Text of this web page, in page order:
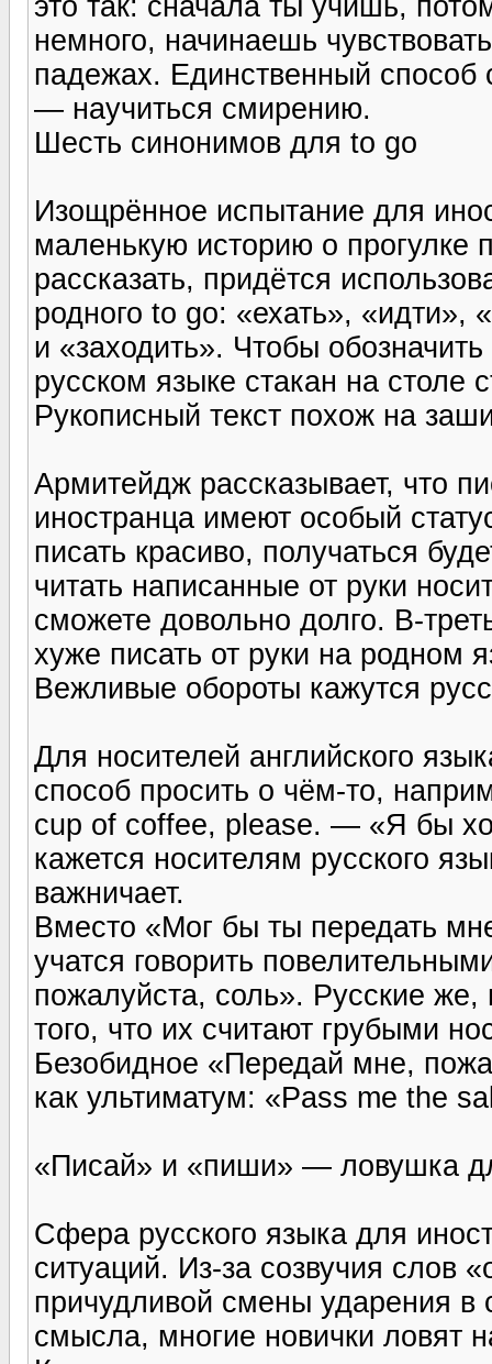
немного, начинаешь
падежах. Единственный способ
— научиться смирению.
Шесть синонимов для to go
Изощрённое испытание для
маленькую историю о прогулке
рассказать, придётся
родного to go: «ехать», «идти»,
и «заходить». Чтобы
русском языке стакан на столе
Рукописный текст похож на
Армитейдж рассказывает, что
иностранца имеют особый
писать красиво, получаться
читать написанные от руки
сможете довольно долго. В-
хуже писать от руки на родном
Вежливые обороты кажутся
Для носителей английского
способ просить о чём-то,
cup of coffee, please. — «Я бы
кажется носителям русского
важничает.
Вместо «Мог бы ты передать
учатся говорить
пожалуйста, соль». Русские
того, что их считают грубыми
Безобидное «Передай мне,
как ультиматум: «Pass me the
«Писай» и «пиши» — ловушка
Сфера русского языка для
ситуаций. Из-за созвучия слов
причудливой смены ударения в
смысла, многие новички ловят